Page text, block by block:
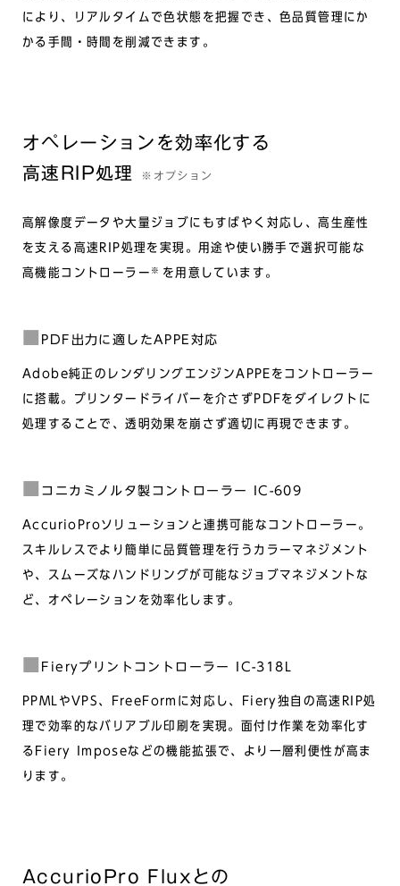
により、リアルタイムで色状態を把握でき、色品質管理にか
かる手間・時間を削減できます。
オペレーションを効率化する
高速RIP処理
※オプション
高解像度データや大量ジョブにもすばやく対応し、高生産性
を支える高速RIP処理を実現。用途や使い勝手で選択可能な
高機能コントローラー ※ を用意しています。
PDF出力に適したAPPE対応
Adobe純正のレンダリングエンジンAPPEをコントローラー
に搭載。プリンタードライバーを介さずPDFをダイレクトに
処理することで、透明効果を崩さず適切に再現できます。
コニカミノルタ製コントローラー IC-609
AccurioProソリューションと連携可能なコントローラー。
スキルレスでより簡単に品質管理を行うカラーマネジメント
や、スムーズなハンドリングが可能なジョブマネジメントな
ど、オペレーションを効率化します。
Fieryプリントコントローラー IC-318L
PPMLやVPS、FreeFormに対応し、Fiery独自の高速RIP処
理で効率的なバリアブル印刷を実現。面付け作業を効率化す
るFiery Imposeなどの機能拡張で、より一層利便性が高ま
ります。
AccurioPro Fluxとの